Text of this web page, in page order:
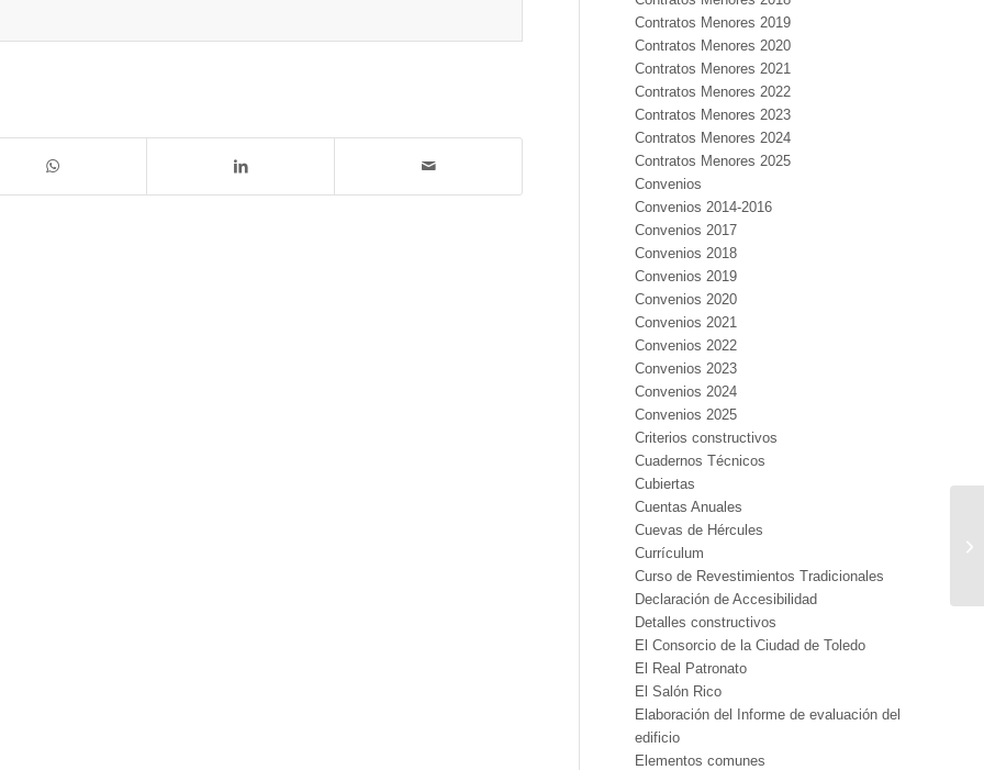
Contratos Menores 2019
Contratos Menores 2020
Contratos Menores 2021
Contratos Menores 2022
Contratos Menores 2023
Contratos Menores 2024
Contratos Menores 2025
Convenios
Convenios 2014-2016
Convenios 2017
Convenios 2018
Convenios 2019
Convenios 2020
Convenios 2021
Convenios 2022
Convenios 2023
Convenios 2024
Convenios 2025
Criterios constructivos
Cuadernos Técnicos
Cubiertas
Cuentas Anuales
Cuevas de Hércules
Currículum
Curso de Revestimientos Tradicionales
Declaración de Accesibilidad
Detalles constructivos
El Consorcio de la Ciudad de Toledo
El Real Patronato
El Salón Rico
Elaboración del Informe de evaluación del
edificio
Elementos comunes